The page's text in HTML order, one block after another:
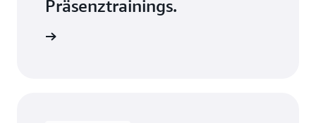
Präsenztrainings.